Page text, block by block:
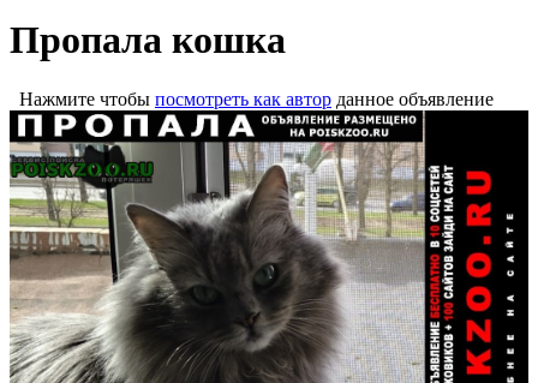
Пропала кошка
Нажмите чтобы посмотреть как автор данное объявление